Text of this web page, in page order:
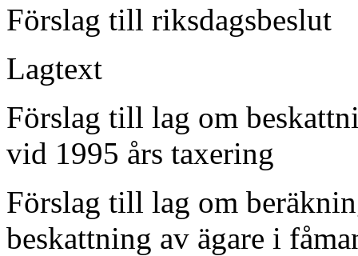
Förslag till
Lagtext
Förslag till lag om
vid 1995 års
Förslag till lag om
beskattning av